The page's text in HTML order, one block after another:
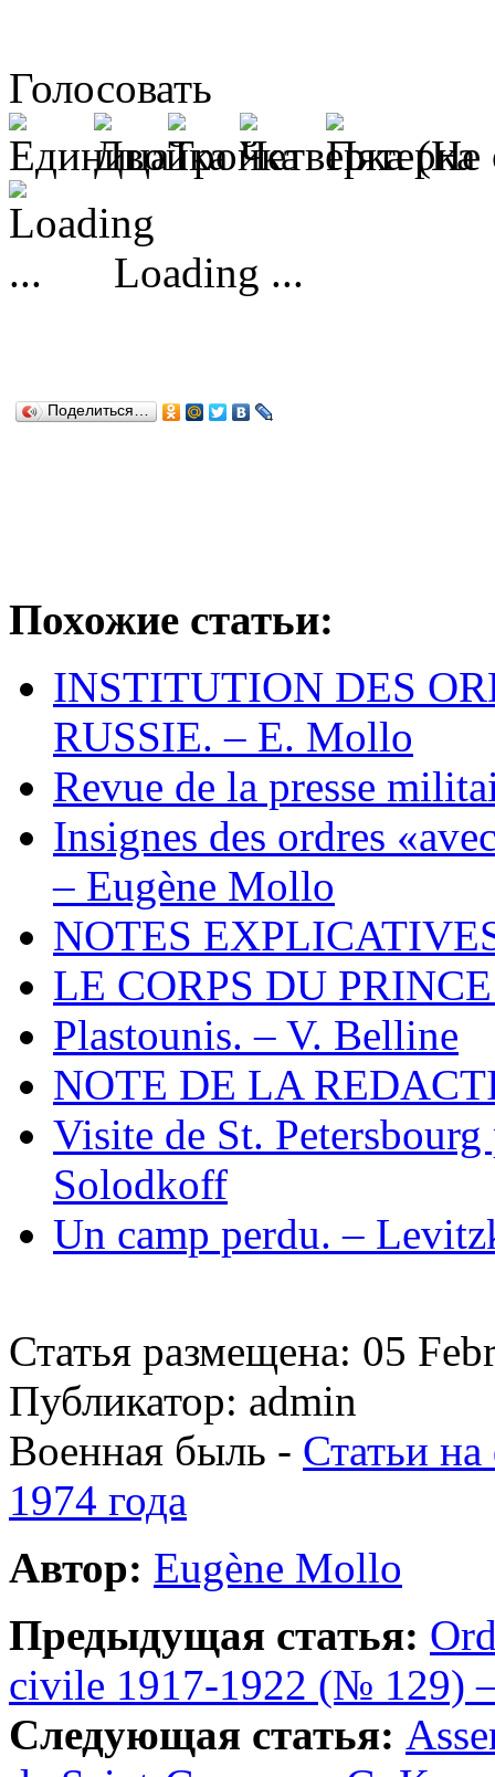
Голосовать
(Не
Loading ...
Поделиться…
Похожие статьи:
INSTITUTION DES
RUSSIE. – E. Mollo
Revue de la presse
Insignes des ordres
– Eugène Mollo
NOTES
LE CORPS DU
Plastounis. – V. Belline
NOTE DE LA
Visite de St.
Solodkoff
Un camp perdu. –
Статья размещена: 05
Публикатор: admin
Военная быль - Статьи
1974 года
Автор: Eugène Mollo
Предыдущая статья:
civile 1917-1922 (№ 129)
Следующая статья: